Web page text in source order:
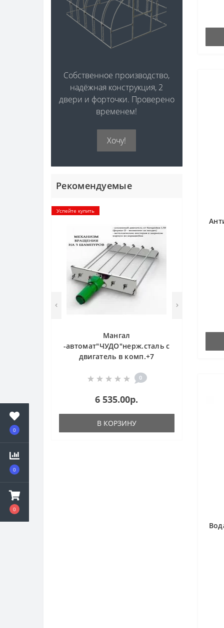
0
0
0
Собственное производство,
надёжная конструкция, 2
двери и форточки. Проверено
временем!
Хочу!
Рекомендуемые
Успейте купить
Мангал
-автомат"ЧУДО"нерж.сталь с
двигатель в комп.+7
0
6 535.00р.
В КОРЗИНУ